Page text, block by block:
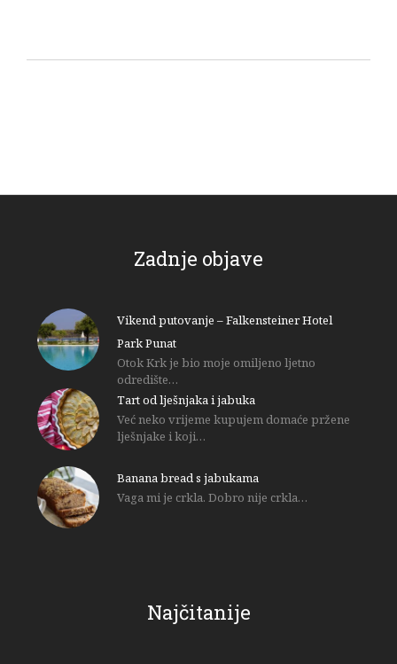
Zadnje objave
Vikend putovanje – Falkensteiner Hotel
Park Punat
Otok Krk je bio moje omiljeno ljetno
odredište…
Tart od lješnjaka i jabuka
Već neko vrijeme kupujem domaće pržene
lješnjake i koji…
Banana bread s jabukama
Vaga mi je crkla. Dobro nije crkla…
Najčitanije